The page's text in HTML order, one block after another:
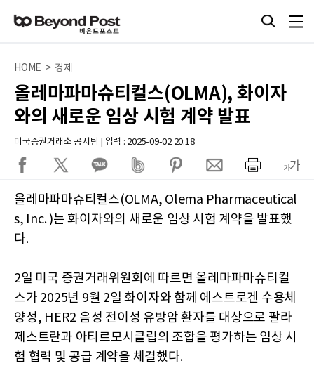
HOME > 경제
올레마파마슈티컬스(OLMA), 화이자
와의 새로운 임상 시험 계약 발표
미국증권거래소 공시팀 | 입력 : 2025-09-02 20:18
올레마파마슈티컬스(OLMA, Olema Pharmaceutical
s, Inc. )는 화이자와의 새로운 임상 시험 계약을 발표했
다.
2일 미국 증권거래위원회에 따르면 올레마파마슈티컬
스가 2025년 9월 2일 화이자와 함께 에스트로겐 수용체
양성, HER2 음성 전이성 유방암 환자를 대상으로 팔라
제스트란과 아티르모시클립의 조합을 평가하는 임상 시
험 협력 및 공급 계약을 체결했다.